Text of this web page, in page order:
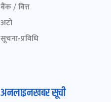
बैंक / वित्त
अटो
सूचना-प्रविधि
अनलाइनखबर सूची